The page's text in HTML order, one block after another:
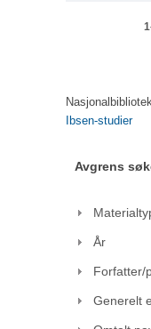
Ibsen-studier
Avgrens
År
Forfatter/
Generelt